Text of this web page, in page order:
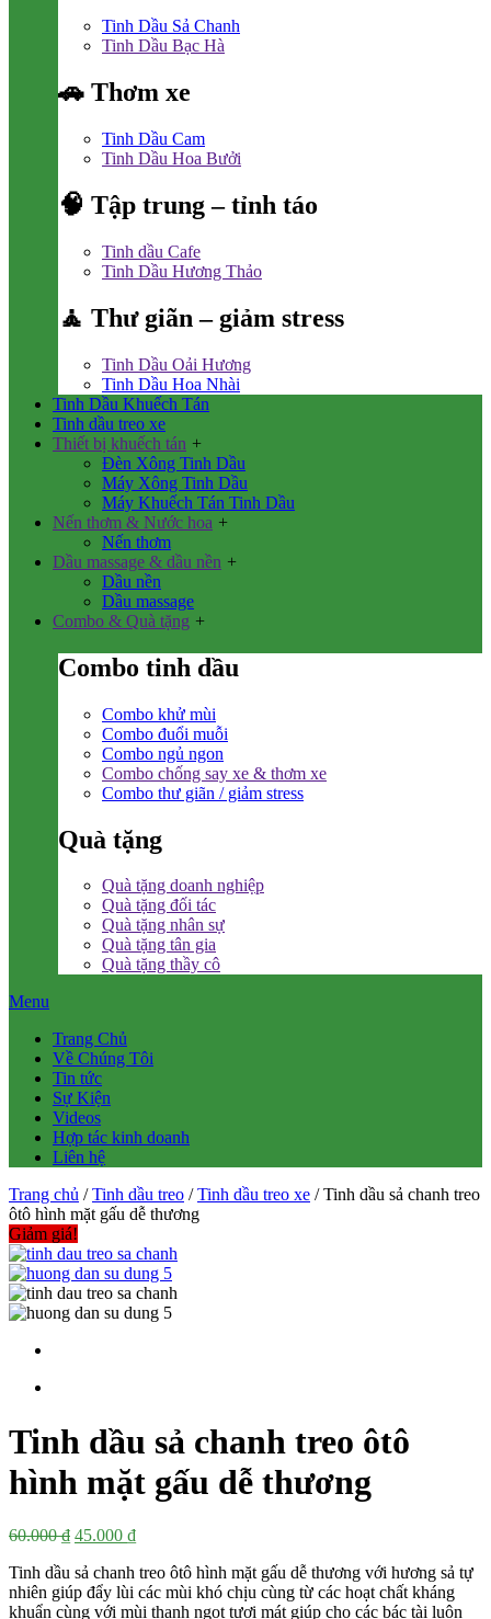
Tinh Dầu Sả Chanh
Tinh Dầu Bạc Hà
🚗 Thơm xe
Tinh Dầu Cam
Tinh Dầu Hoa Bưởi
🧠 Tập trung – tỉnh táo
Tinh dầu Cafe
Tinh Dầu Hương Thảo
🧘 Thư giãn – giảm stress
Tinh Dầu Oải Hương
Tinh Dầu Hoa Nhài
Tinh Dầu Khuếch Tán
Tinh dầu treo xe
Thiết bị khuếch tán +
Đèn Xông Tinh Dầu
Máy Xông Tinh Dầu
Máy Khuếch Tán Tinh Dầu
Nến thơm & Nước hoa +
Nến thơm
Dầu massage & dầu nền +
Dầu nền
Dầu massage
Combo & Quà tặng +
Combo tinh dầu
Combo khử mùi
Combo đuổi muỗi
Combo ngủ ngon
Combo chống say xe & thơm xe
Combo thư giãn / giảm stress
Quà tặng
Quà tặng doanh nghiệp
Quà tặng đối tác
Quà tặng nhân sự
Quà tặng tân gia
Quà tặng thầy cô
Menu
Trang Chủ
Về Chúng Tôi
Tin tức
Sự Kiện
Videos
Hợp tác kinh doanh
Liên hệ
Trang chủ /Tinh dầu treo /Tinh dầu treo xe / Tinh dầu sả chanh treo
ôtô hình mặt gấu dễ thương
Giảm giá!
Tinh dầu sả chanh treo ôtô
hình mặt gấu dễ thương
60.000₫ Giá
là:
60.000 ₫.
45.000 ₫Giá
tại
là:
45.000 ₫.
Tinh dầu sả chanh treo ôtô hình mặt gấu dễ thương với hương sả tự
nhiên giúp đẩy lùi các mùi khó chịu cùng từ các hoạt chất kháng
khuẩn cùng với mùi thanh ngọt tươi mát giúp cho các bác tài luôn